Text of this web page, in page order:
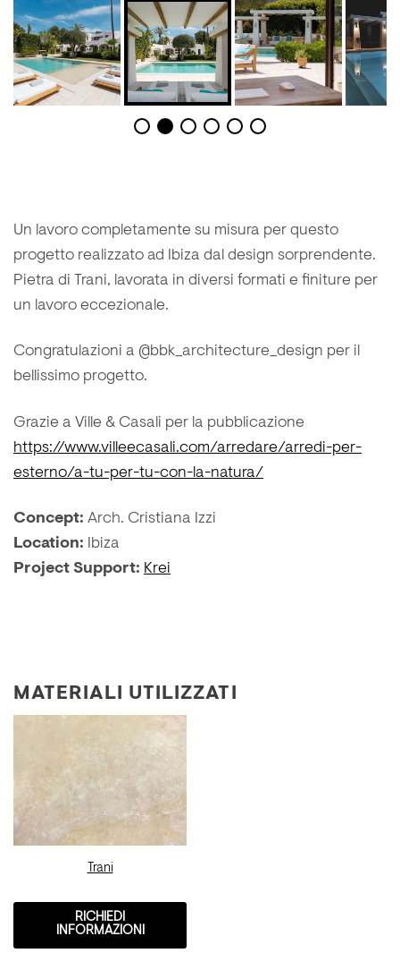
Un lavoro completamente su misura per questo
progetto realizzato ad Ibiza dal design sorprendente.
Pietra di Trani, lavorata in diversi formati e finiture per
un lavoro eccezionale.
Congratulazioni a @bbk_architecture_design per il
bellissimo progetto.
Grazie a Ville & Casali per la pubblicazione
https://www.villeecasali.com/arredare/arredi-per-
esterno/a-tu-per-tu-con-la-natura/
Concept: Arch. Cristiana Izzi
Location: Ibiza
Project Support: Krei
MATERIALI UTILIZZATI
Trani
RICHIEDI
INFORMAZIONI